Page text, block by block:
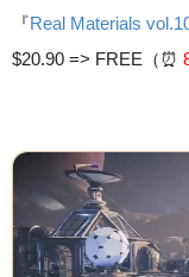
『Real Materials
$20.90 => FREE（⏰️